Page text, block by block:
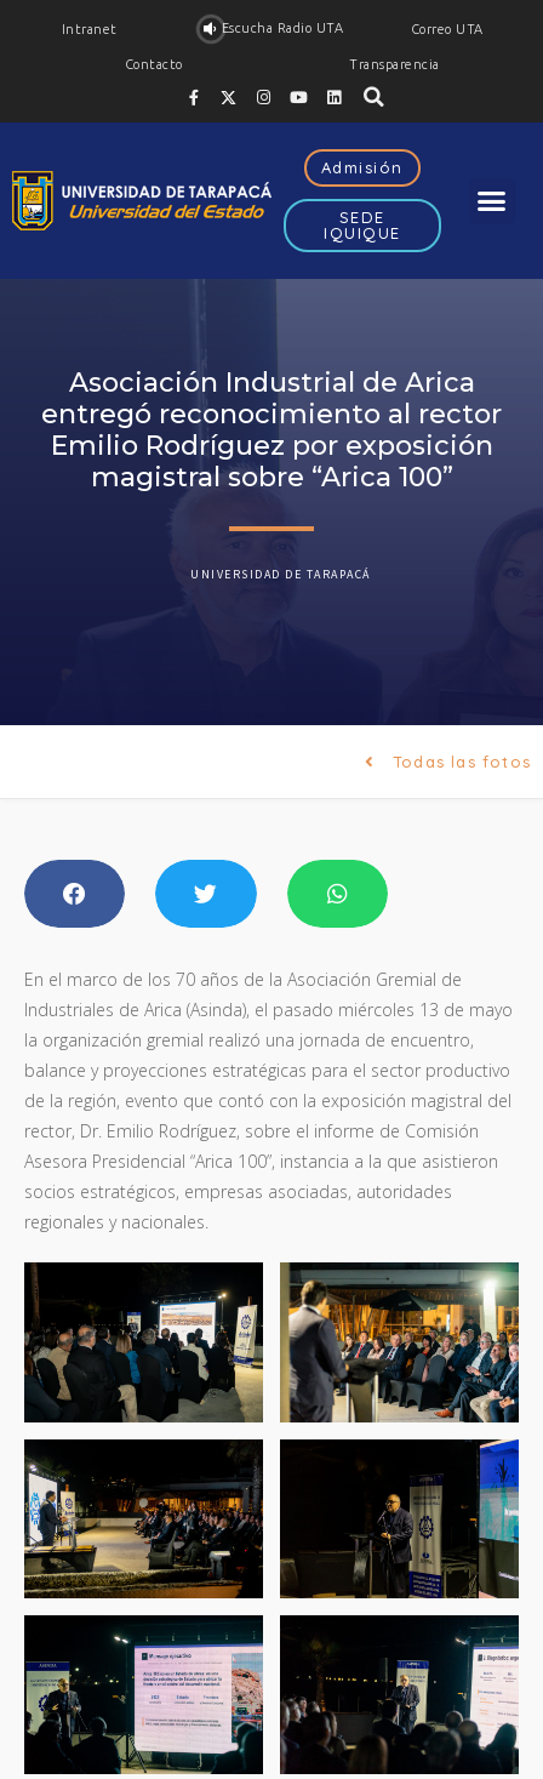
Intranet Escucha Radio UTA Correo UTA
Contacto Transparencia
Admisión
SEDE
IQUIQUE
Asociación Industrial de Arica
entregó reconocimiento al rector
Emilio Rodríguez por exposición
magistral sobre “Arica 100”
UNIVERSIDAD DE TARAPACÁ
Todas las fotos
En el marco de los 70 años de la Asociación Gremial de
Industriales de Arica (Asinda), el pasado miércoles 13 de mayo
la organización gremial realizó una jornada de encuentro,
balance y proyecciones estratégicas para el sector productivo
de la región, evento que contó con la exposición magistral del
rector, Dr. Emilio Rodríguez, sobre el informe de Comisión
Asesora Presidencial “Arica 100”, instancia a la que asistieron
socios estratégicos, empresas asociadas, autoridades
regionales y nacionales.